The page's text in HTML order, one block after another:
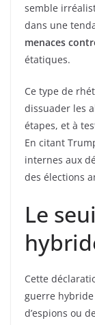
semble
dans une
menaces
étatiques.
Ce type de
dissuader les
étapes, et à
En citant
internes aux
des élections
Le
Cette
guerre hybride
d’espions ou